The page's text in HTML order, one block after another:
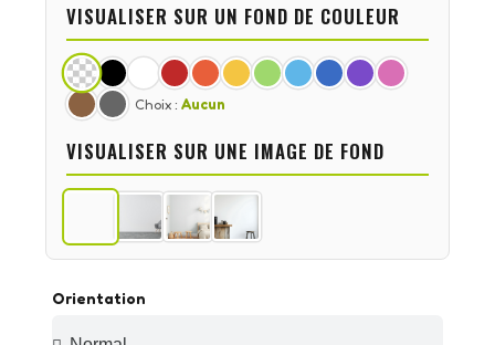
Orientation
VISUALISER SUR UN FOND DE COULEUR
Choix : Aucun
VISUALISER SUR UNE IMAGE DE FOND